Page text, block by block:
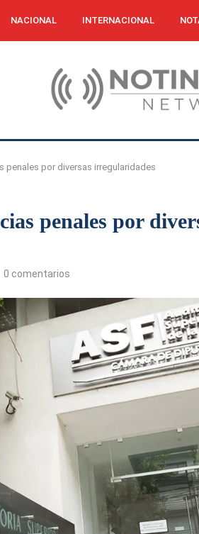
NACIONAL INTERNACIONAL
penales por diversas irregularidades
penales por
0 comentarios